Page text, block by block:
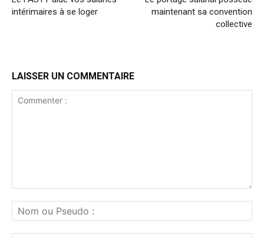
intérimaires à se loger
maintenant sa convention
collective
LAISSER UN COMMENTAIRE